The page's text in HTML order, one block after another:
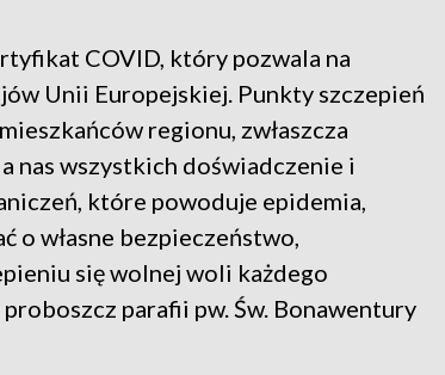
COVID, który pozwala na
Unii Europejskiej. Punkty szczepień
regionu, zwłaszcza
nas wszystkich doświadczenie i
które powoduje epidemia,
o własne bezpieczeństwo,
się wolnej woli każdego
parafii pw. Św. Bonawentury